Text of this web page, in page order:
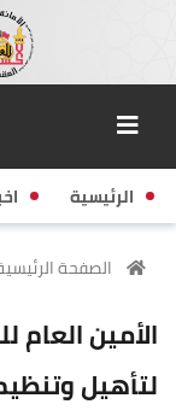
الرئيسية
الصفحة
الأمين
لتأهيل